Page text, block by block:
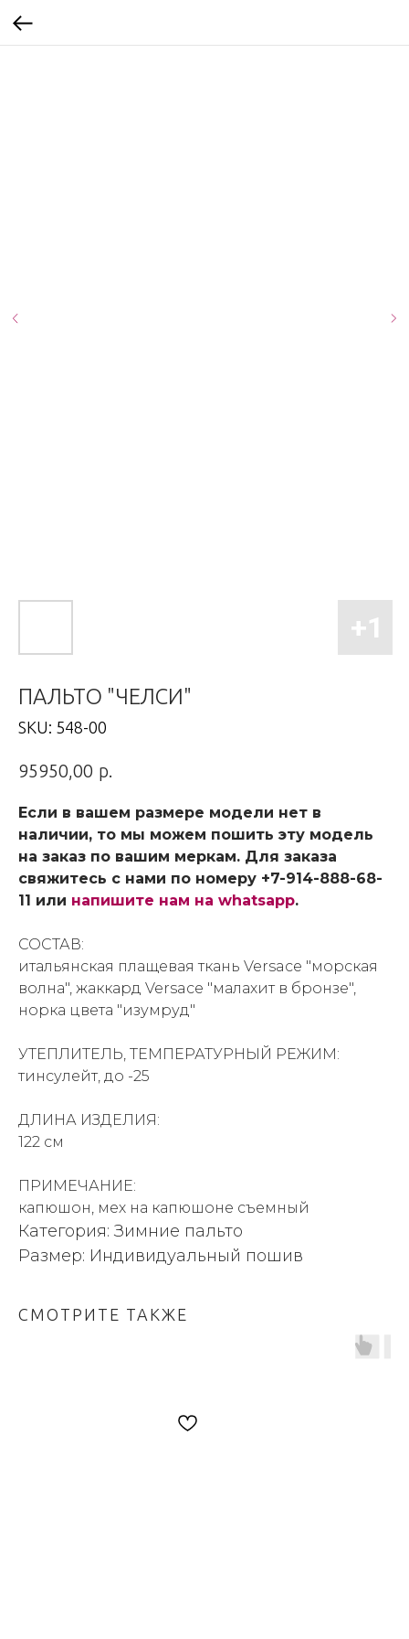
ПАЛЬТО "ЧЕЛСИ"
SKU: 548-00
95950,00 р.
Если в вашем размере модели нет в
наличии, то мы можем пошить эту модель
на заказ по вашим меркам. Для заказа
свяжитесь с нами по номеру +7-914-888-68-
11 или напишите нам на whatsapp.
СОСТАВ:
итальянская плащевая ткань Versace "морская
волна", жаккард Versace "малахит в бронзе",
норка цвета "изумруд"
УТЕПЛИТЕЛЬ, ТЕМПЕРАТУРНЫЙ РЕЖИМ:
тинсулейт, до -25
ДЛИНА ИЗДЕЛИЯ:
122 см
ПРИМЕЧАНИЕ:
капюшон, мех на капюшоне съемный
Категория: Зимние пальто
Размер: Индивидуальный пошив
СМОТРИТЕ ТАКЖЕ